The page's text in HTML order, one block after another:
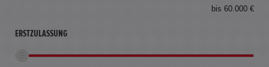
bis 60.000 €
ERSTZULASSUNG